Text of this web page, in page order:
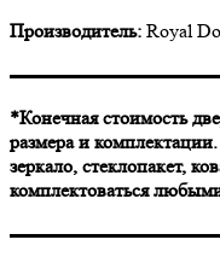
Производитель: Royal
*Конечная стоимость
размера и
зеркало, стеклопакет,
комплектоваться